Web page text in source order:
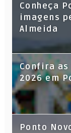
Conheça
imagens
Almeida
Confira as
2026 em
Ponto